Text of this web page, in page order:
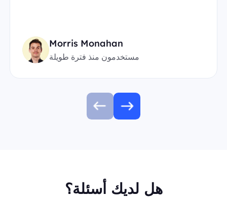
Morris Monahan
مستخدمون منذ فترة طويلة
هل لديك أسئلة؟